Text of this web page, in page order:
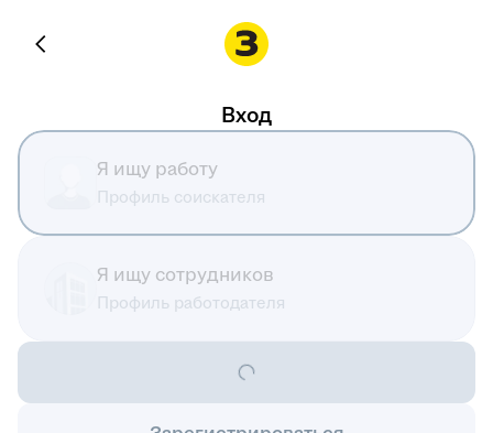
Вход
Я ищу работу
Профиль соискателя
Я ищу сотрудников
Профиль работодателя